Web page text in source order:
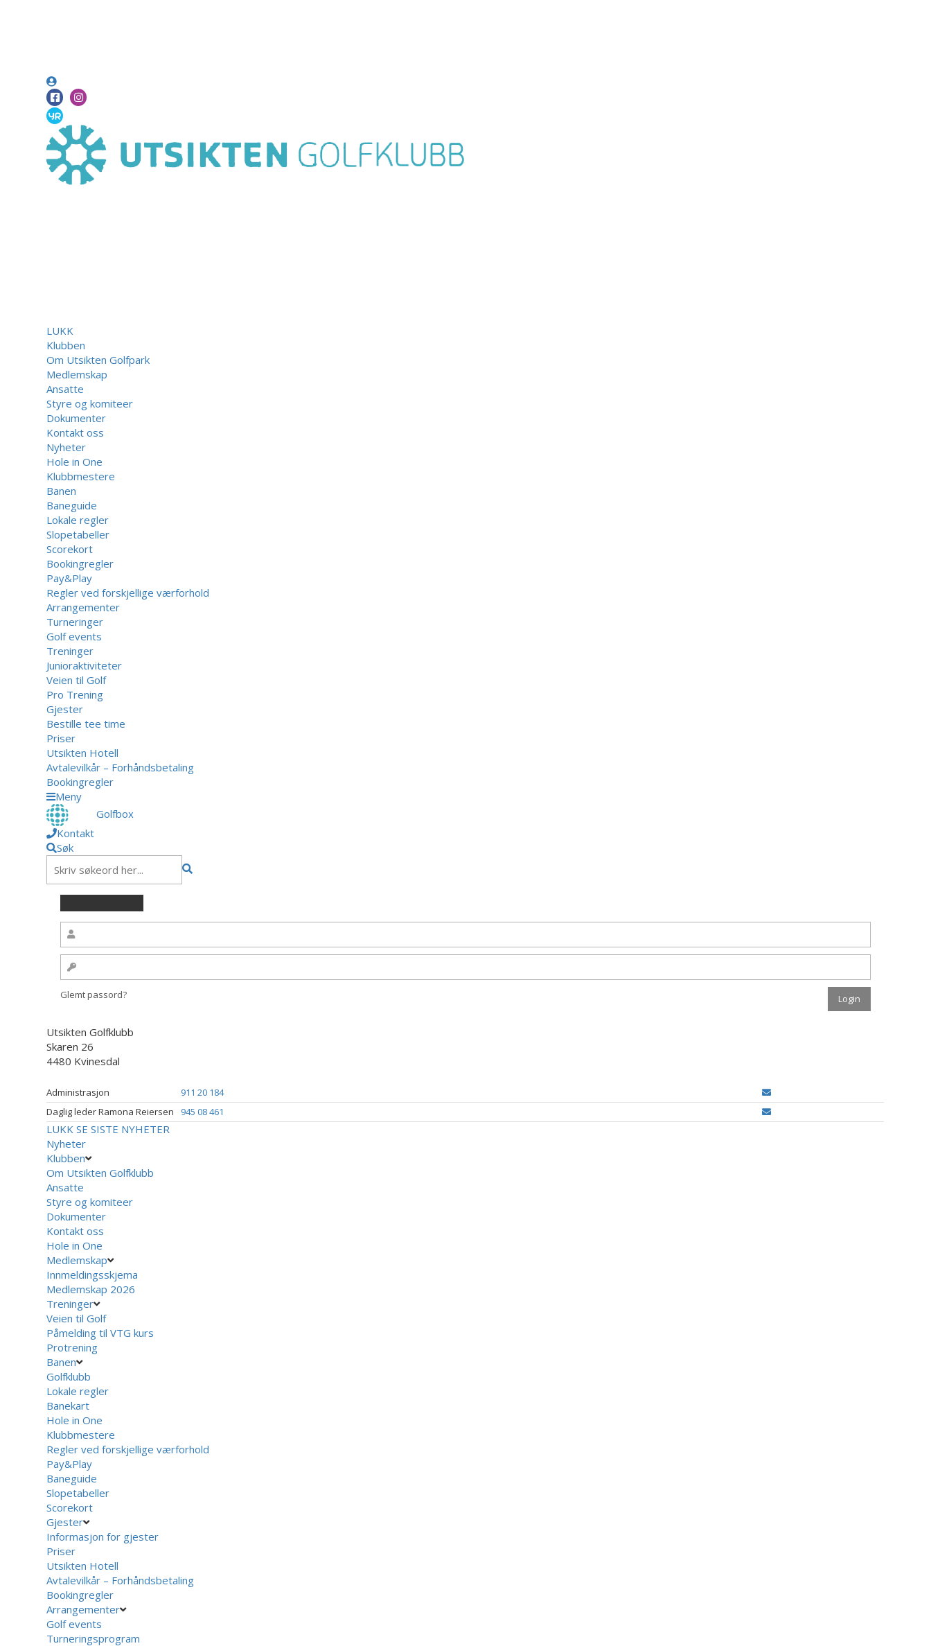
LUKK
Klubben
Om Utsikten Golfpark
Medlemskap
Ansatte
Styre og komiteer
Dokumenter
Kontakt oss
Nyheter
Hole in One
Klubbmestere
Banen
Baneguide
Lokale regler
Slopetabeller
Scorekort
Bookingregler
Pay&Play
Regler ved forskjellige værforhold
Arrangementer
Turneringer
Golf events
Treninger
Junioraktiviteter
Veien til Golf
Pro Trening
Gjester
Bestille tee time
Priser
Utsikten Hotell
Avtalevilkår – Forhåndsbetaling
Bookingregler
Meny
Golfbox
Kontakt
Søk
Glemt passord?
Utsikten Golfklubb
Skaren 26
4480 Kvinesdal
Administrasjon
911 20 184
Daglig leder Ramona Reiersen
945 08 461
LUKK SE SISTE NYHETER
Nyheter
Klubben
Om Utsikten Golfklubb
Ansatte
Styre og komiteer
Dokumenter
Kontakt oss
Hole in One
Medlemskap
Innmeldingsskjema
Medlemskap 2026
Treninger
Veien til Golf
Påmelding til VTG kurs
Protrening
Banen
Golfklubb
Lokale regler
Banekart
Hole in One
Klubbmestere
Regler ved forskjellige værforhold
Pay&Play
Baneguide
Slopetabeller
Scorekort
Gjester
Informasjon for gjester
Priser
Utsikten Hotell
Avtalevilkår – Forhåndsbetaling
Bookingregler
Arrangementer
Golf events
Turneringsprogram